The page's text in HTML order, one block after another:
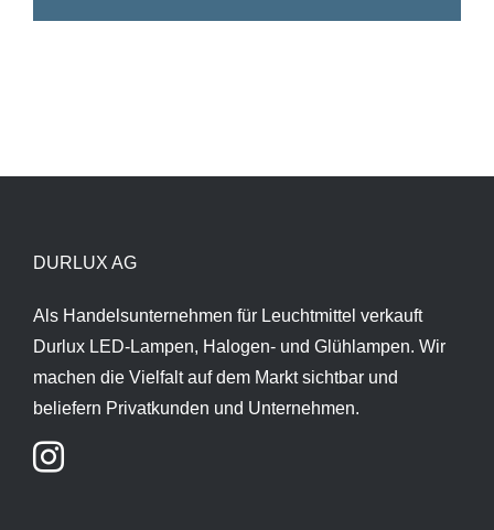
DURLUX AG
Als Handelsunternehmen für Leuchtmittel verkauft
Durlux LED-Lampen, Halogen- und Glühlampen. Wir
machen die Vielfalt auf dem Markt sichtbar und
beliefern Privatkunden und Unternehmen.